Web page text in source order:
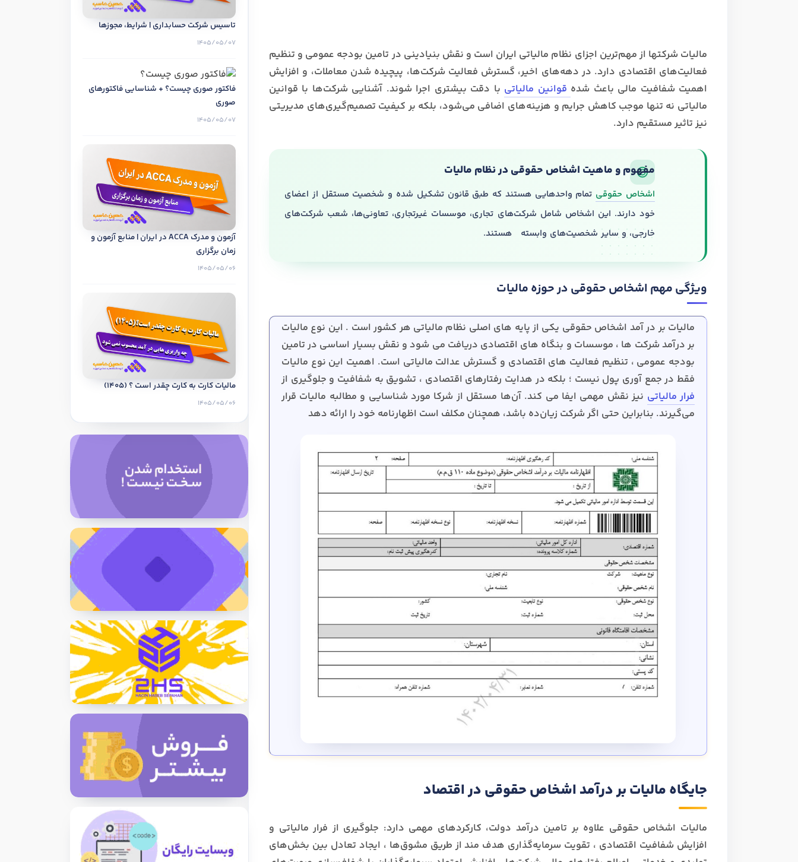
مالیات شرکتها از مهم‌ترین اجزای نظام مالیاتی ایران است و نقش بنیادینی در تامین بودجه عمومی و تنظیم
فعالیت‌های اقتصادی دارد. در دهه‌های اخیر، گسترش فعالیت شرکت‌ها، پیچیده شدن معاملات، و افزایش
اهمیت شفافیت مالی باعث شده قوانین مالیاتی با دقت بیشتری اجرا شوند. آشنایی شرکت‌ها با قوانین
مالیاتی نه تنها موجب کاهش جرایم و هزینه‌های اضافی می‌شود، بلکه بر کیفیت تصمیم‌گیری‌های مدیریتی
نیز تاثیر مستقیم دارد.
مفهوم و ماهیت اشخاص حقوقی در نظام مالیات
اشخاص حقوقی تمام واحدهایی هستند که طبق قانون تشکیل شده و شخصیت مستقل از اعضای
خود دارند. این اشخاص شامل شرکت‌های تجاری، موسسات غیرتجاری، تعاونی‌ها، شعب شرکت‌های
خارجی، و سایر شخصیت‌های وابسته هستند.
ویژگی مهم اشخاص حقوقی در حوزه مالیات
مالیات بر در آمد اشخاص حقوقی یکی از پایه های اصلی نظام مالیاتی هر کشور است . این نوع مالیات
بر درآمد شرکت ها ، موسسات و بنگاه های اقتصادی دریافت می شود و نقش بسیار اساسی در تامین
بودجه عمومی ، تنظیم فعالیت های اقتصادی و گسترش عدالت مالیاتی است. اهمیت این نوع مالیات
فقط در جمع آوری پول نیست ؛ بلکه در هدایت رفتارهای اقتصادی ، تشویق به شفافیت و جلوگیری از
فرار مالیاتی نیز نقش مهمی ایفا می کند. آن‌ها مستقل از شرکا مورد شناسایی و مطالبه مالیات قرار
می‌گیرند. بنابراین حتی اگر شرکت زیان‌ده باشد، همچنان مکلف است اظهارنامه خود را ارائه دهد
جایگاه مالیات بر درآمد اشخاص حقوقی در اقتصاد
مالیات اشخاص حقوقی علاوه بر تامین درآمد دولت، کارکردهای مهمی دارد: جلوگیری از فرار مالیاتی و
افزایش شفافیت اقتصادی ، تقویت سرمایه‌گذاری هدف مند از طریق مشوق‌ها ، ایجاد تعادل بین بخش‌های
تاسیس شرکت حسابداری | شرایط، مجوزها
1405/05/07
فاکتور صوری چیست؟ + شناسایی فاکتورهای
صوری
1405/05/07
آزمون و مدرک ACCA در ایران | منابع آزمون و
زمان برگزاری
1405/05/06
مالیات کارت به کارت چقدر است ؟ (1405)
1405/05/06
هدف شما از آموزش چیست ؟ ارتقا استخدام و شروع کار حسابداری
ارتقا به حسابدار حرفه ای
درخواست تعیین سطح